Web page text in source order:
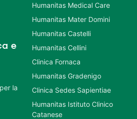
e
la
Humanitas Medical Care
Humanitas Mater Domini
Humanitas Castelli
Humanitas Cellini
Clinica Fornaca
Humanitas Gradenigo
Clinica Sedes Sapientiae
Humanitas Istituto Clinico
Catanese